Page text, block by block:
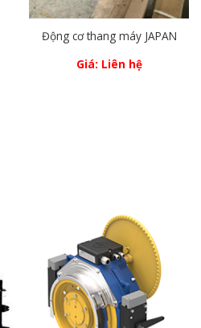
Động cơ thang máy JAPAN
Giá: Liên hệ